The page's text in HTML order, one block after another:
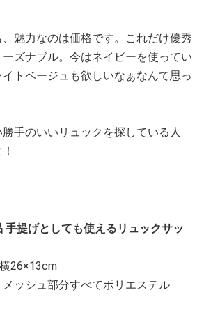
魅力なのは価格です。これだけ優秀
ズナブル。今はネイビーを使ってい
トベージュも欲しいなぁなんて思っ
手のいいリュックを探している人
手提げとしても使えるリュックサッ
26×13cm
ッシュ部分すべてポリエステル